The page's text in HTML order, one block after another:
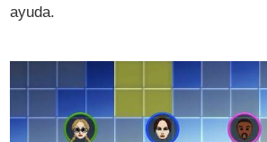
ayuda.